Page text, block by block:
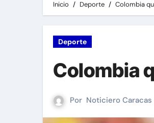
Inicio Deporte Colombia
Deporte
Colombia
Por Noticiero Caracas